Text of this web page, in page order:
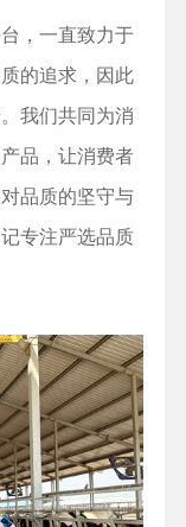
，一直致力于
的追求，因此
我们共同为消
品，让消费者
品质的坚守与
专注严选品质